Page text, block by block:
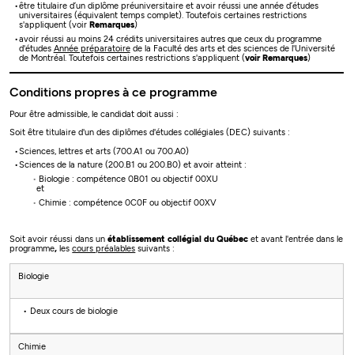
être titulaire d’un diplôme préuniversitaire et avoir réussi une année d’études
universitaires (équivalent temps complet). Toutefois certaines restrictions
s'appliquent (voir Remarques)
avoir réussi au moins 24 crédits universitaires autres que ceux du programme
d'études Année préparatoirede la Faculté des arts et des sciences de l'Université
de Montréal. Toutefois certaines restrictions s'appliquent (voir Remarques)
Conditions propres à ce programme
Pour être admissible, le candidat doit aussi :
Soit être titulaire d'un des diplômes d'études collégiales (DEC) suivants :
Sciences, lettres et arts (700.A1 ou 700.A0)
Sciences de la nature (200.B1 ou 200.B0) et avoir atteint :
Biologie : compétence 0B01 ou objectif 00XU
et
Chimie : compétence 0C0F ou objectif 00XV
Soit avoir réussi dans unétablissement collégial du Québec et avant l'entrée dans le
programme, lescours préalables suivants​​​​​​ :
Biologie
Deux cours de biologie
Chimie